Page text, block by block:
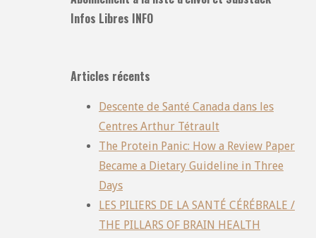
Infos Libres INFO
Articles récents
Descente de Santé Canada dans les
Centres Arthur Tétrault
The Protein Panic: How a Review Paper
Became a Dietary Guideline in Three
Days
LES PILIERS DE LA SANTÉ CÉRÉBRALE /
THE PILLARS OF BRAIN HEALTH